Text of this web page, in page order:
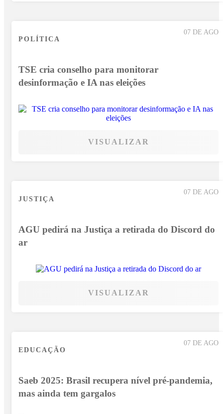
07 DE AGO
POLÍTICA
TSE cria conselho para monitorar
desinformação e IA nas eleições
VISUALIZAR
07 DE AGO
JUSTIÇA
AGU pedirá na Justiça a retirada do Discord do
ar
VISUALIZAR
07 DE AGO
EDUCAÇÃO
Saeb 2025: Brasil recupera nível pré-pandemia,
mas ainda tem gargalos